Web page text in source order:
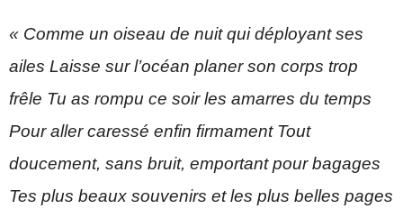
« Comme un oiseau de nuit qui déployant ses
ailes Laisse sur l’océan planer son corps trop
frêle Tu as rompu ce soir les amarres du temps
Pour aller caressé enfin firmament Tout
doucement, sans bruit, emportant pour bagages
Tes plus beaux souvenirs et les plus belles pages